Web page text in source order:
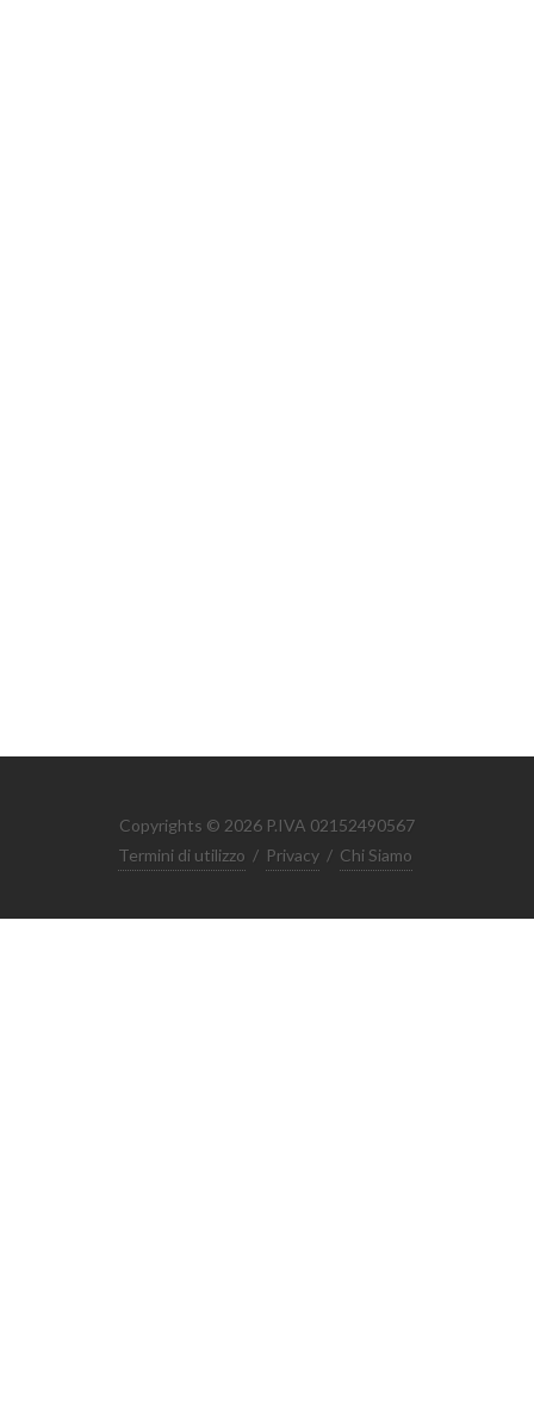
Copyrights © 2026 P.IVA 02152490567
Termini di utilizzo / Privacy / Chi Siamo